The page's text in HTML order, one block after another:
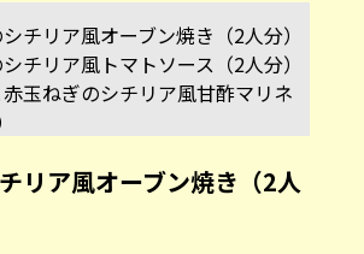
チリア風オーブン焼き（2人分）
チリア風トマトソース（2人分）
玉ねぎのシチリア風甘酢マリネ
リア風オーブン焼き（2人